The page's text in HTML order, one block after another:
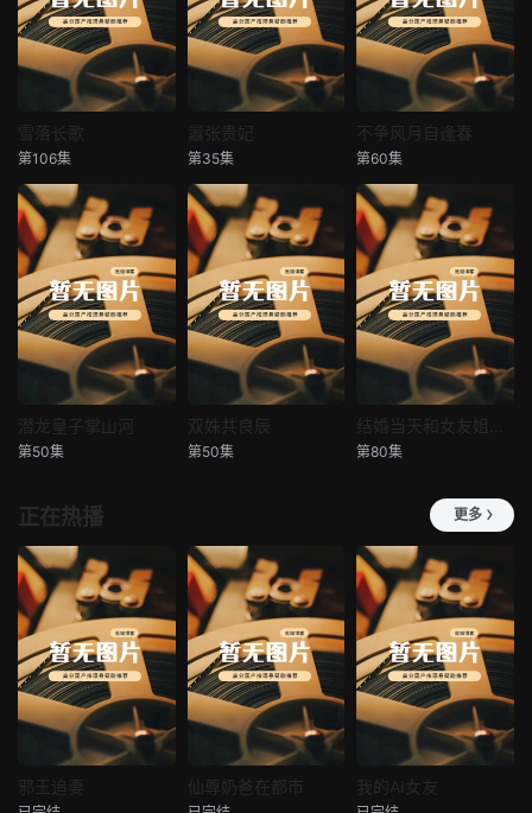
雪落长歌
雪落长歌
第106集
嚣张贵妃
嚣张贵妃
第35集
不争风月自逢春
第60集
潜龙皇子掌山河
第50集
双姝共良辰
双姝共良辰
第50集
结婚当天和女友姐姐一起穿越了
第80集
正在热播 更多
热播
邪王追妻 热播
仙尊奶爸在都市 热播
我的AI女友